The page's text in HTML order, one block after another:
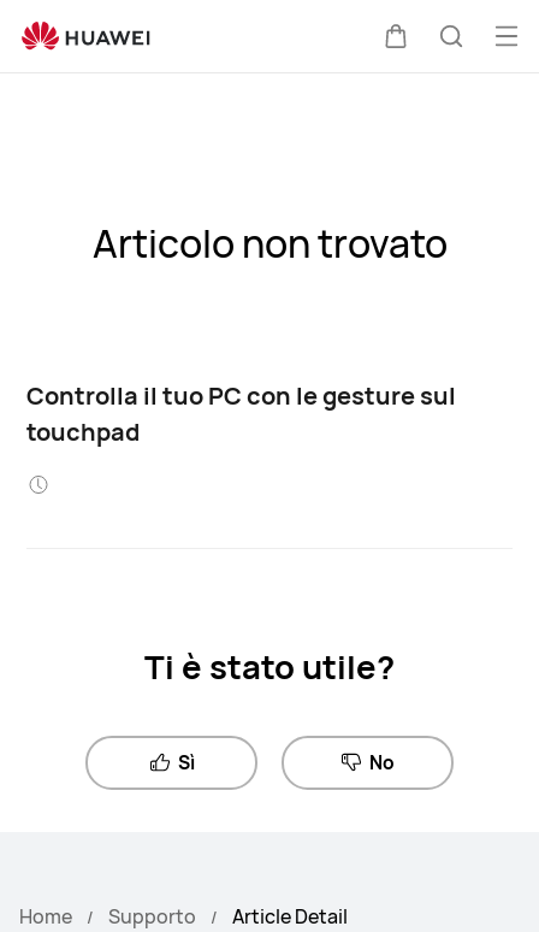
Apri
Articolo non trovato
Controlla il tuo PC con le gesture sul
touchpad
Ti è stato utile?
Sì No
Home Supporto Article Detail